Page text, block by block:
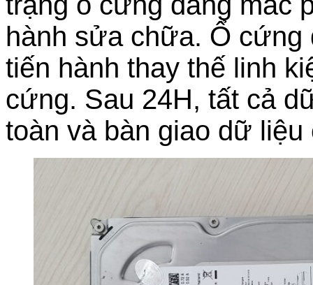
hành sửa chữa. Ổ
tiến hành thay thế linh
cứng. Sau 24H, tất cả
toàn và bàn giao dữ liệu